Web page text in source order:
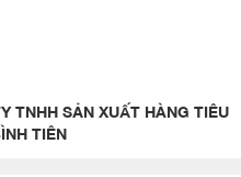
TNHH SẢN XUẤT HÀNG TIÊU
TIÊN